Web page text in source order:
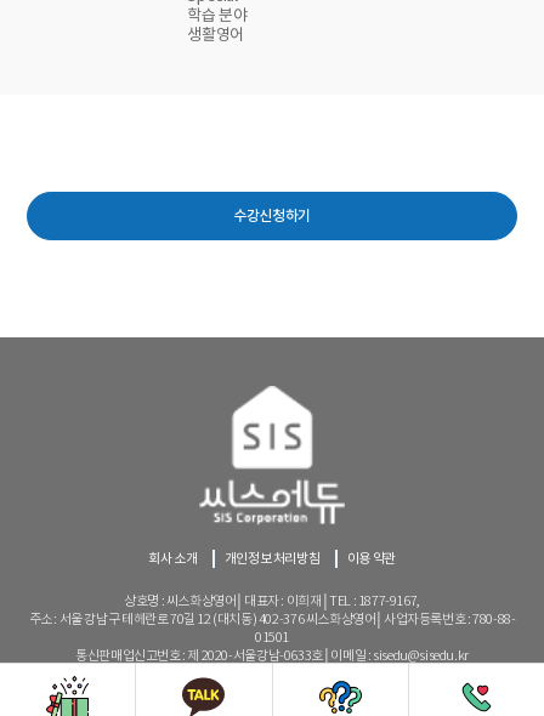
학습 분야
생활영어
수강신청하기
회사 소개 개인정보 처리방침 이용 약관
상호명 : 씨스화상영어│대표자 : 이희재│TEL : 1877-9167,
주소 : 서울 강남구 테헤란로 70길 12 (대치동) 402-376 씨스화상영어│사업자등록번호 : 780-88-
01501
통신판매업신고번호 : 제 2020-서울강남-0633호│이메일 : sisedu@sisedu.kr
copyright(c) 2017 SIS online english. All rights reserved.